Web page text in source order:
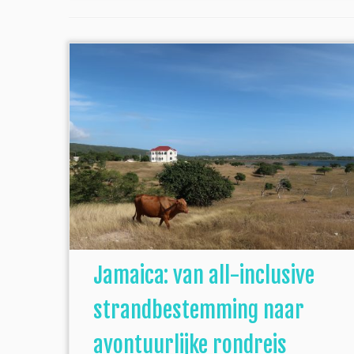
Jamaica: van all-inclusive
strandbestemming naar
avontuurlijke rondreis